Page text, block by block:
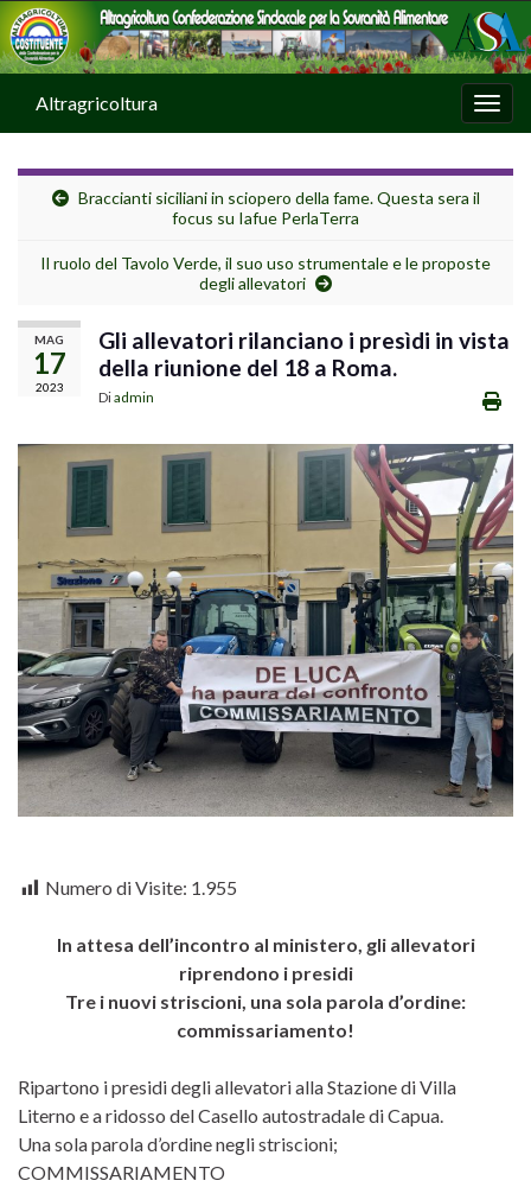
Altragricoltura
Braccianti siciliani in sciopero della fame. Questa sera il
focus su Iafue PerlaTerra
Il ruolo del Tavolo Verde, il suo uso strumentale e le proposte
degli allevatori
MAG
17
2023
Gli allevatori rilanciano i presìdi in vista
della riunione del 18 a Roma.
Diadmin
Numero di Visite: 1.955
In attesa dell’incontro al ministero, gli allevatori
riprendono i presidi
Tre i nuovi striscioni, una sola parola d’ordine:
commissariamento!
Ripartono i presidi degli allevatori alla Stazione di Villa
Literno e a ridosso del Casello autostradale di Capua.
Una sola parola d’ordine negli striscioni;
COMMISSARIAMENTO